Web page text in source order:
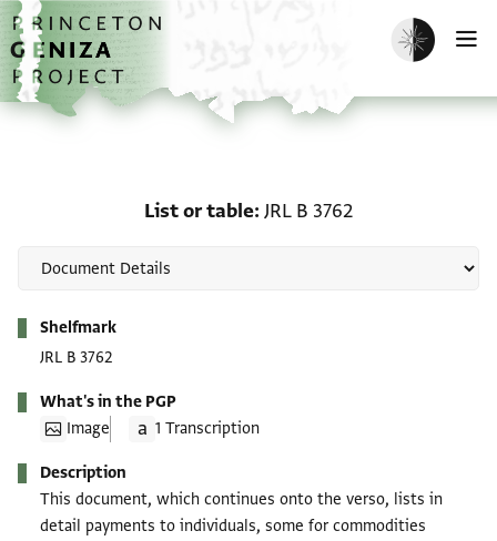
Skip to main content
home
Enable dark
List or table JRL B 3762
Shelfmark
JRL B 3762
What's in the PGP
Image
1 Transcription
Description
This document, which continues onto the verso, lists in
detail payments to individuals, some for commodities